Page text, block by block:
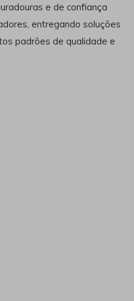
e de confiança
entregando soluções
padrões de qualidade e